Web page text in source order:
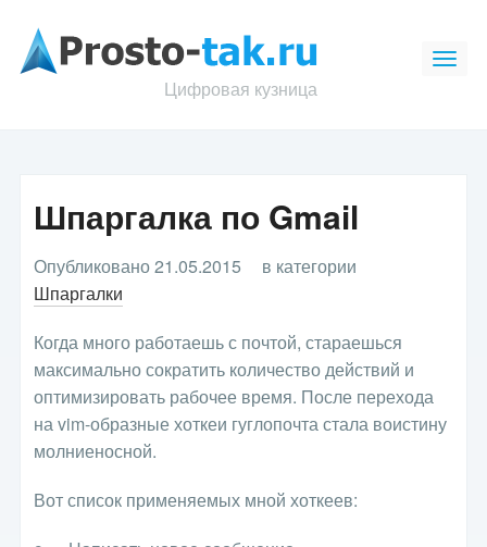
Цифровая кузница
Шпаргалка по Gmail
Опубликовано 21.05.2015
в категории
Шпаргалки
Когда много работаешь с почтой, стараешься
максимально сократить количество действий и
оптимизировать рабочее время. После перехода
на vim-образные хоткеи гуглопочта стала воистину
молниеносной.
Вот список применяемых мной хоткеев: